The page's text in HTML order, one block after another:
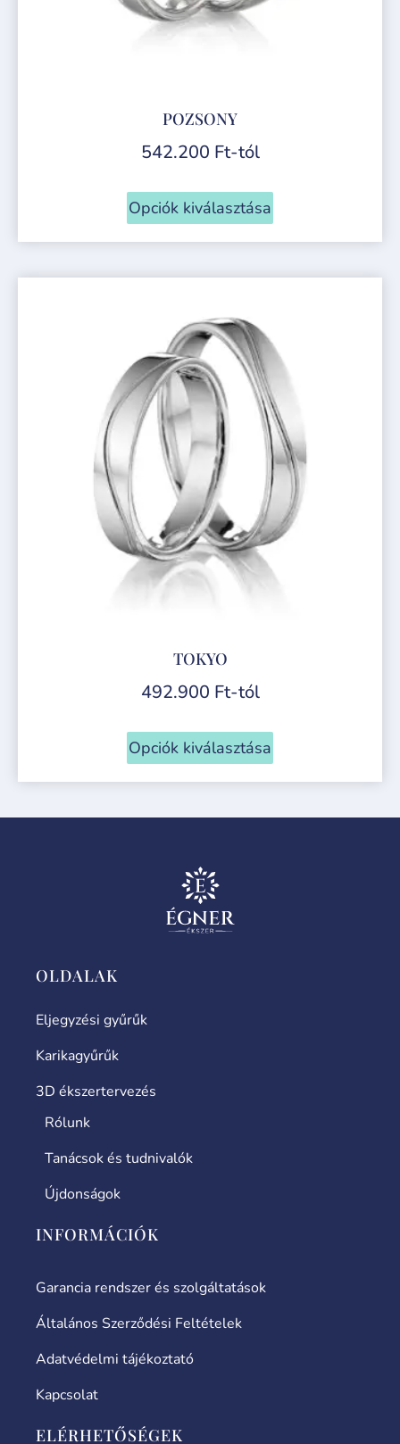
POZSONY
542.200 Ft-tól
Opciók kiválasztása
TOKYO
492.900 Ft-tól
Opciók kiválasztása
OLDALAK
Eljegyzési gyűrűk
Karikagyűrűk
3D ékszertervezés
Rólunk
Tanácsok és tudnivalók
Újdonságok
INFORMÁCIÓK
Garancia rendszer és szolgáltatások
Általános Szerződési Feltételek
Adatvédelmi tájékoztató
Kapcsolat
ELÉRHETŐSÉGEK